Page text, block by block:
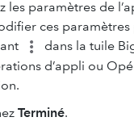
les paramètres de
ces paramètres
dans la tuile
d’appli ou
Terminé.